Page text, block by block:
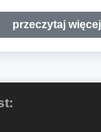
przeczytaj więcej